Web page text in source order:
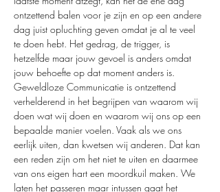
ontzettend balen voor je zijn en op een andere
dag juist opluchting geven omdat je al te veel
te doen hebt. Het gedrag, de trigger, is
hetzelfde maar jouw gevoel is anders omdat
jouw behoefte op dat moment anders is.
Geweldloze Communicatie is ontzettend
verhelderend in het begrijpen van waarom wij
doen wat wij doen en waarom wij ons op een
bepaalde manier voelen. Vaak als we ons
eerlijk uiten, dan kwetsen wij anderen. Dat kan
een reden zijn om het niet te uiten en daarmee
van ons eigen hart een moordkuil maken. We
laten het passeren maar intussen gaat het